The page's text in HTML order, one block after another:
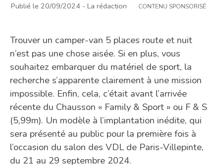
Publié le 20/09/2024 - La rédaction CONTENU SPONSORISÉ
Trouver un camper-van 5 places route et nuit
n’est pas une chose aisée. Si en plus, vous
souhaitez embarquer du matériel de sport, la
recherche s’apparente clairement à une mission
impossible. Enfin, cela, c’était avant l’arrivée
récente du Chausson « Family & Sport » ou F & S
(5,99m). Un modèle à l’implantation inédite, qui
sera présenté au public pour la première fois à
l’occasion du salon des VDL de Paris-Villepinte,
du 21 au 29 septembre 2024.